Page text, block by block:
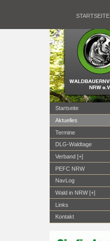
STARTSEITE
Startseite
Aktuelles
Termine
DLG-Waldtage
Verband [+]
PEFC NRW
NavLog
Wald in NRW [+]
Links
Kontakt